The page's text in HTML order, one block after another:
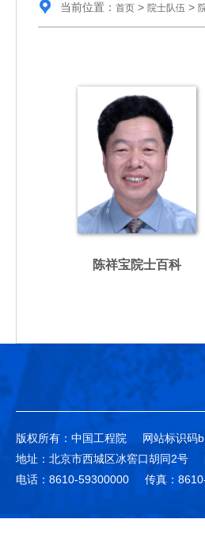
当前位置： 首页> 院士队伍 >
陈祥宝院士百科
版权所有：中国工程院 网站标识码
地址：北京市西城区冰窖口胡同2号
电话：8610-59300000
传真：